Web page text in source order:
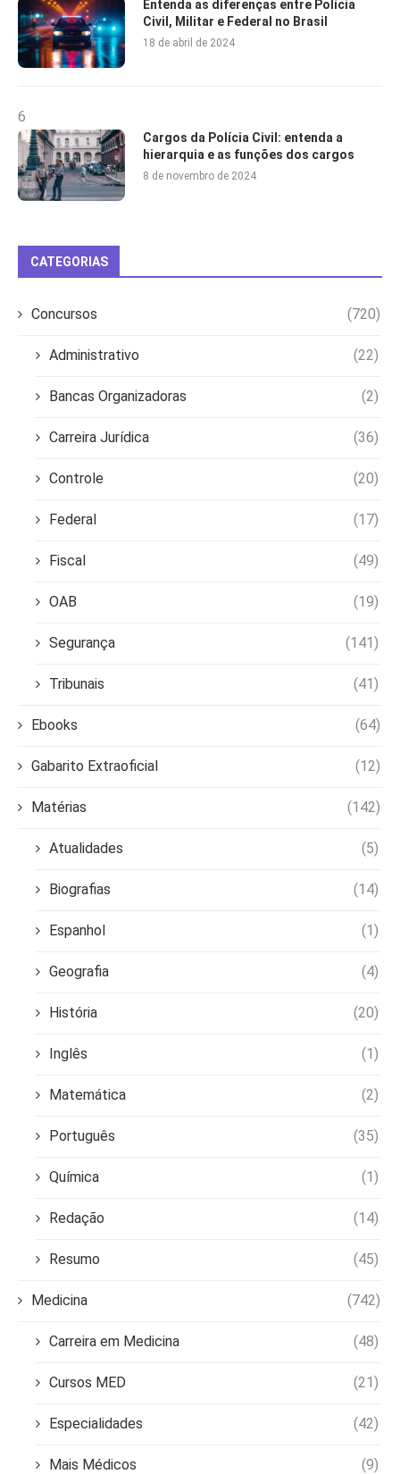
Entenda as diferenças entre Polícia
Civil, Militar e Federal no Brasil
18 de abril de 2024
6
Cargos da Polícia Civil: entenda a
hierarquia e as funções dos cargos
8 de novembro de 2024
CATEGORIAS
Concursos (720)
Administrativo (22)
Bancas Organizadoras (2)
Carreira Jurídica (36)
Controle (20)
Federal (17)
Fiscal (49)
OAB (19)
Segurança (141)
Tribunais (41)
Ebooks (64)
Gabarito Extraoficial (12)
Matérias (142)
Atualidades (5)
Biografias (14)
Espanhol (1)
Geografia (4)
História (20)
Inglês (1)
Matemática (2)
Português (35)
Química (1)
Redação (14)
Resumo (45)
Medicina (742)
Carreira em Medicina (48)
Cursos MED (21)
Especialidades (42)
Mais Médicos (9)